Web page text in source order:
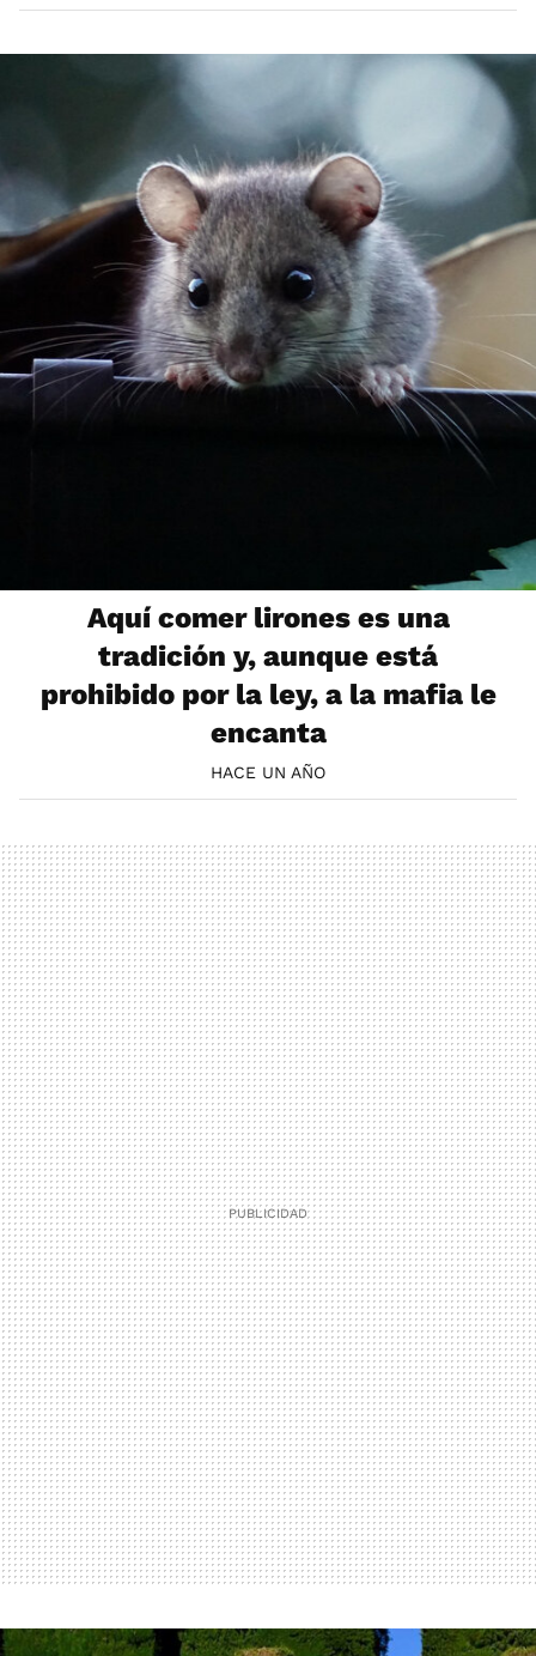
Aquí comer lirones es una
tradición y, aunque está
prohibido por la ley, a la mafia le
encanta
HACE UN AÑO